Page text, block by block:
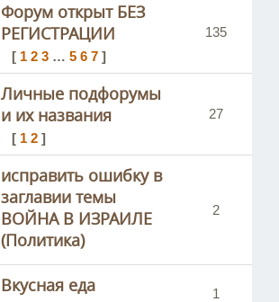
Форум открыт БЕЗ
РЕГИСТРАЦИИ
[ 1 2 3 … 5 6 7 ]
135
Личные подфорумы
и их названия
[ 1 2 ]
27
исправить ошибку в
заглавии темы
ВОЙНА В ИЗРАИЛЕ
(Политика)
2
Вкусная еда 1